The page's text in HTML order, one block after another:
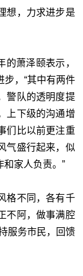
想，力求进步是
萧泽颐表示，
，“其中有两件
警队的透明度提
上下级的沟通增
们比以前更注重
气盛行起来，似
家人负责。”
格不同，各有千
不阿，做事满腔
服务市民，回馈